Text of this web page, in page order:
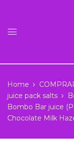
Home
juice pack salts
Bombo Bar juice
Chocolate Milk